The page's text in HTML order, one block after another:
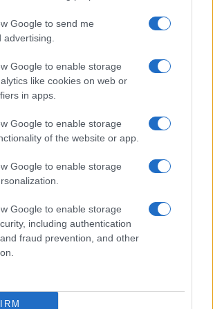
Google to send me
Google to enable storage
like cookies on web or
in apps.
Google to enable storage
of the website or app.
Google to enable storage
Google to enable storage
including authentication
fraud prevention, and other
, come direbbero gli
fondi d’investimento di Wall
il Deep State cerca il modo
che sta spazzando via i vecchi
Israele-Russia-Cina è ormai il
ordine mondiale. Con un unico
(quasi) a tutti: l’Iran.
che far fuori Trump possa far
è meglio che ripensi: il suo vice,
in formazione e potrebbe persino
un progetto studiato a tavolino.